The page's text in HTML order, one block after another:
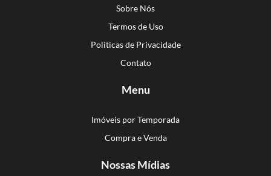
Sobre Nós
Termos de Uso
Políticas de Privacidade
Contato
Menu
Imóveis por Temporada
Compra e Venda
Nossas Mídias